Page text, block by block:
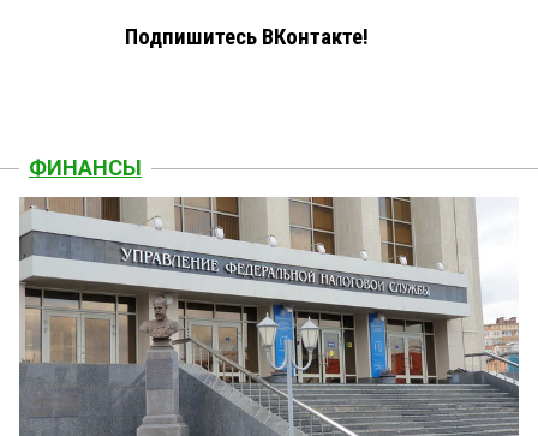
Подпишитесь ВКонтакте!
ФИНАНСЫ